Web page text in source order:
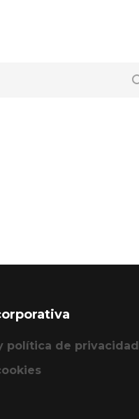
política de privacidad